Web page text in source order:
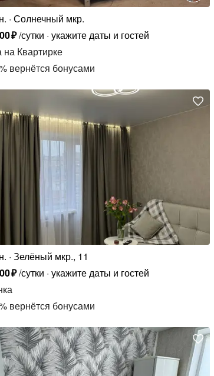
Солнечный мкр.
₽/сутки укажите даты и гостей
на Квартирке
вернётся бонусами
Зелёный мкр., 11
₽/сутки укажите даты и гостей
вернётся бонусами